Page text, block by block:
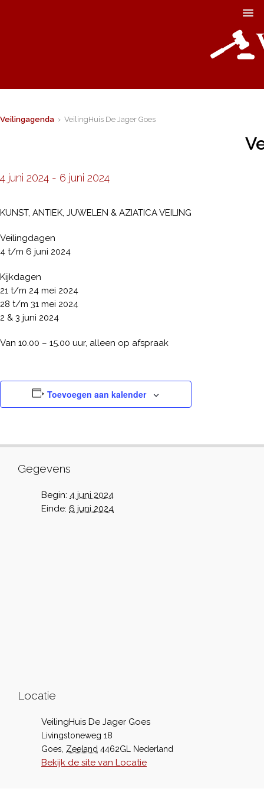
Veilingagenda › VeilingHuis De Jager Goes
4 juni 2024 - 6 juni 2024
KUNST, ANTIEK, JUWELEN & AZIATICA VEILING
Veilingdagen
4 t/m 6 juni 2024
Kijkdagen
21 t/m 24 mei 2024
28 t/m 31 mei 2024
2 & 3 juni 2024
Van 10.00 – 15.00 uur, alleen op afspraak
Toevoegen aan kalender
Gegevens
Begin: 4 juni 2024
Einde: 6 juni 2024
Locatie
VeilingHuis De Jager Goes
Livingstoneweg 18
Goes Zeeland 4462GL Nederland
Bekijk de site van Locatie